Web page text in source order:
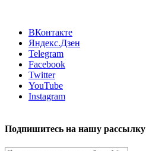
ВКонтакте
Яндекс.Дзен
Telegram
Facebook
Twitter
YouTube
Instagram
Подпишитесь на нашу рассылку